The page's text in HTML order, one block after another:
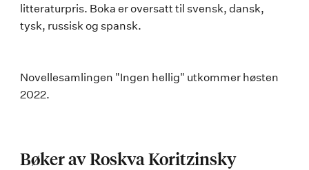
litteraturpris. Boka er oversatt til svensk, dansk,
tysk, russisk og spansk.
Novellesamlingen "Ingen hellig" utkommer høsten
2022.
Bøker av Roskva Koritzinsky